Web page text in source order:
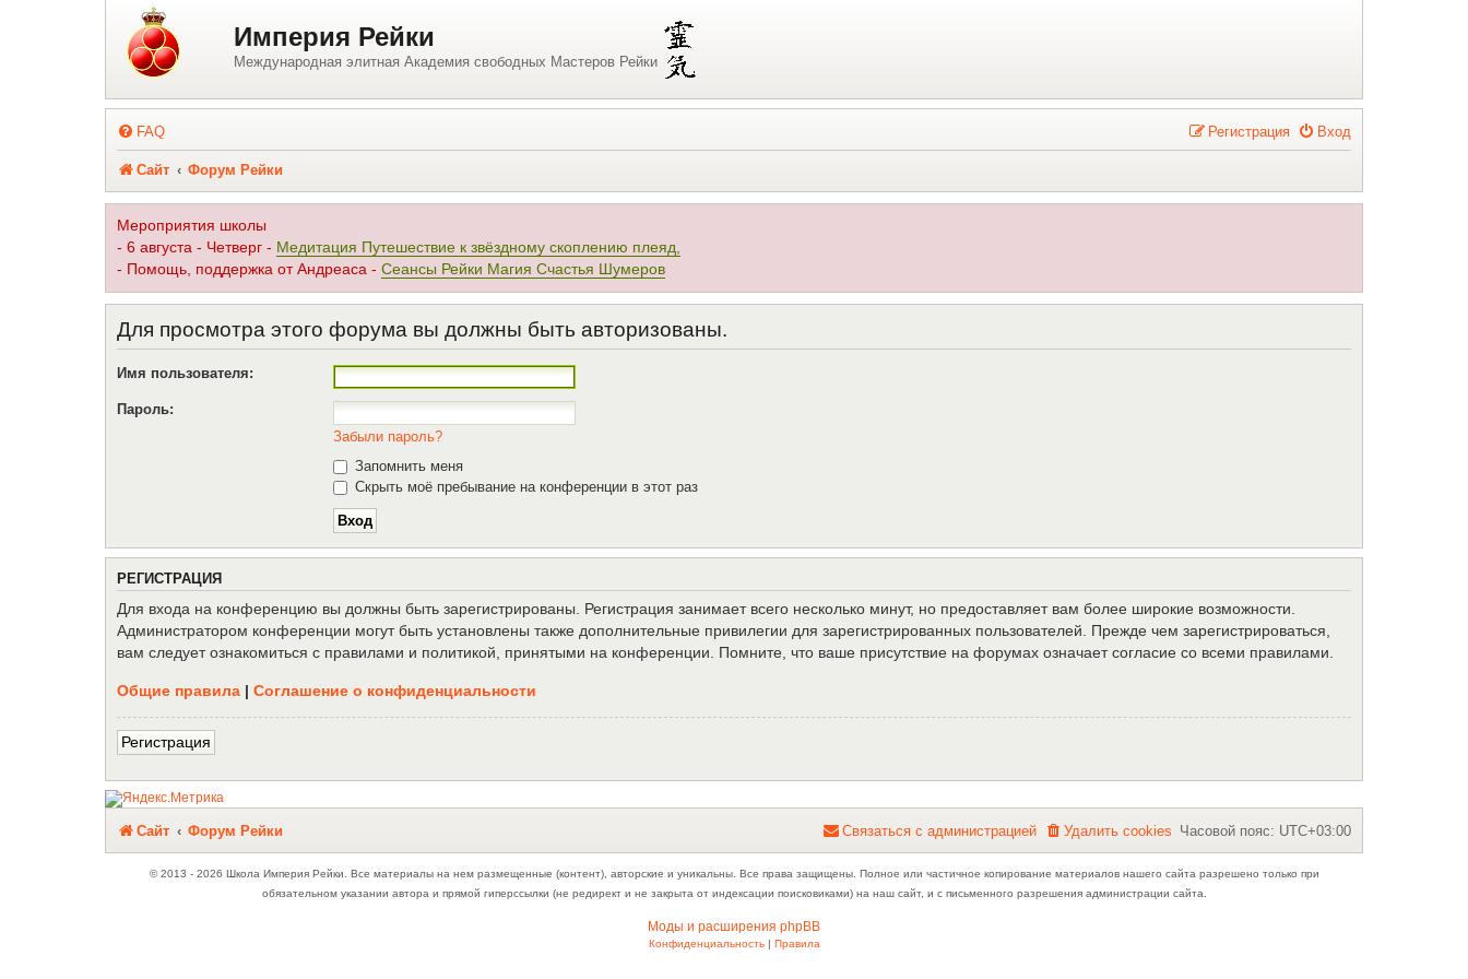
Регистрация Империя Рейки
Международная элитная Академия свободных Мастеров Рейки
FAQ Вход
Регистрация
Сайт Форум Рейки
Мероприятия школы
- 6 августа - Четверг - Медитация Путешествие к звёздному скоплению плеяд,
- Помощь, поддержка от Андреаса - Сеансы Рейки Магия Счастья Шумеров
Для просмотра этого форума вы должны быть авторизованы.
Имя пользователя:
Пароль:
Забыли пароль?
Запомнить меня
Скрыть моё пребывание на конференции в этот раз
РЕГИСТРАЦИЯ
Для входа на конференцию вы должны быть зарегистрированы. Регистрация занимает всего несколько минут, но предоставляет вам более широкие возможности.
Администратором конференции могут быть установлены также дополнительные привилегии для зарегистрированных пользователей. Прежде чем зарегистрироваться,
вам следует ознакомиться с правилами и политикой, принятыми на конференции. Помните, что ваше присутствие на форумах означает согласие со всеми правилами.
Общие правила | Соглашение о конфиденциальности
Регистрация
Сайт Форум Рейки Часовой пояс: UTC+03:00
Удалить cookies
Связаться с
Связаться с администрацией
© 2013 - 2026 Школа Империя Рейки. Все материалы на нем размещенные (контент), авторские и уникальны. Все права защищены. Полное или частичное копирование материалов нашего сайта разрешено только при
обязательном указании автора и прямой гиперссылки (не редирект и не закрыта от индексации поисковиками) на наш сайт, и с письменного разрешения администрации сайта.
Моды и расширения phpBB
Конфиденциальность| Правила